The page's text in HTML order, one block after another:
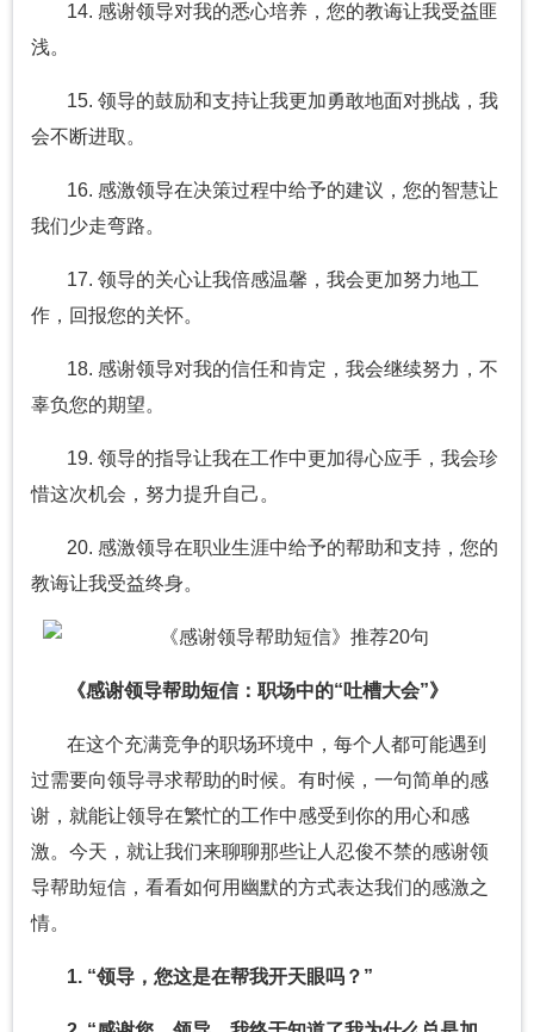
14. 感谢领导对我的悉心培养，您的教诲让我受益匪
浅。
15. 领导的鼓励和支持让我更加勇敢地面对挑战，我
会不断进取。
16. 感激领导在决策过程中给予的建议，您的智慧让
我们少走弯路。
17. 领导的关心让我倍感温馨，我会更加努力地工
作，回报您的关怀。
18. 感谢领导对我的信任和肯定，我会继续努力，不
辜负您的期望。
19. 领导的指导让我在工作中更加得心应手，我会珍
惜这次机会，努力提升自己。
20. 感激领导在职业生涯中给予的帮助和支持，您的
教诲让我受益终身。
《感谢领导帮助短信：职场中的“吐槽大会”》
在这个充满竞争的职场环境中，每个人都可能遇到
过需要向领导寻求帮助的时候。有时候，一句简单的感
谢，就能让领导在繁忙的工作中感受到你的用心和感
激。今天，就让我们来聊聊那些让人忍俊不禁的感谢领
导帮助短信，看看如何用幽默的方式表达我们的感激之
情。
1. “领导，您这是在帮我开天眼吗？”